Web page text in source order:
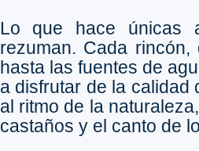
Lo que hace únicas
rezuman. Cada
hasta las fuentes de
a disfrutar de la calidad
al ritmo de la
castaños y el canto de